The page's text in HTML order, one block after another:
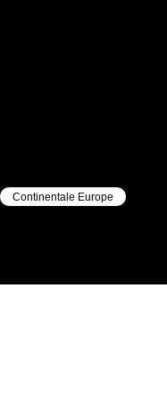
Continentale Europe